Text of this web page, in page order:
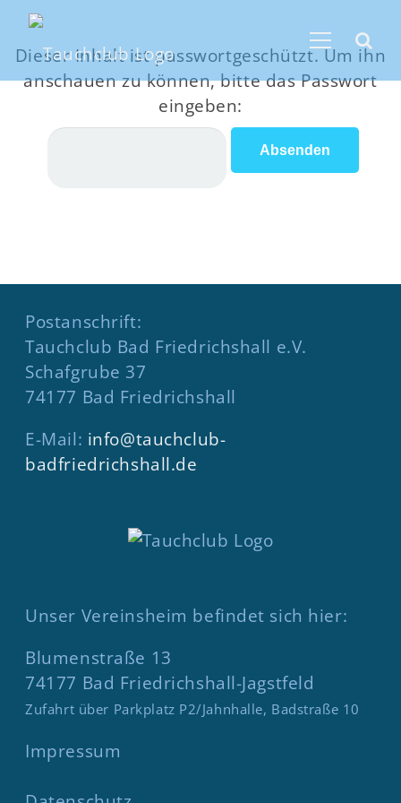
Dieser Inhalt ist passwortgeschützt. Um ihn
anschauen zu können, bitte das Passwort
eingeben:
Postanschrift:
Tauchclub Bad Friedrichshall e.V.
Schafgrube 37
74177 Bad Friedrichshall
E-Mail: info@tauchclub-
badfriedrichshall.de
Unser Vereinsheim befindet sich hier:
Blumenstraße 13
74177 Bad Friedrichshall-Jagstfeld
Zufahrt über Parkplatz P2/Jahnhalle, Badstraße 10
Impressum